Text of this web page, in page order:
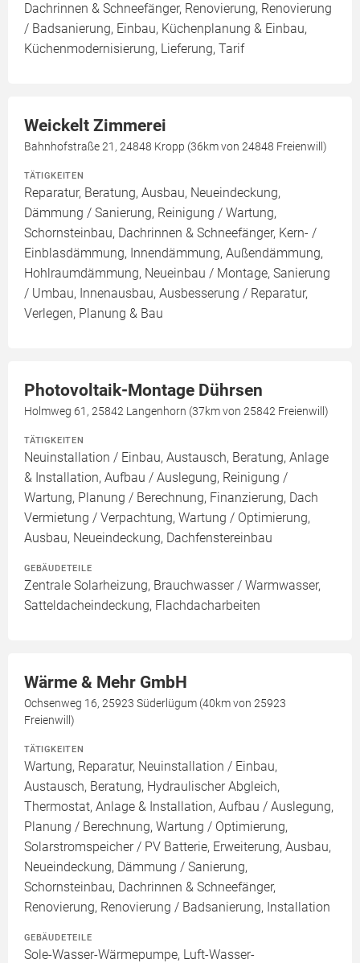
Dachrinnen & Schneefänger, Renovierung, Renovierung
/ Badsanierung, Einbau, Küchenplanung & Einbau,
Küchenmodernisierung, Lieferung, Tarif
Weickelt Zimmerei
Bahnhofstraße 21, 24848 Kropp (36km von 24848 Freienwill)
TÄTIGKEITEN
Reparatur, Beratung, Ausbau, Neueindeckung,
Dämmung / Sanierung, Reinigung / Wartung,
Schornsteinbau, Dachrinnen & Schneefänger, Kern- /
Einblasdämmung, Innendämmung, Außendämmung,
Hohlraumdämmung, Neueinbau / Montage, Sanierung
/ Umbau, Innenausbau, Ausbesserung / Reparatur,
Verlegen, Planung & Bau
Photovoltaik-Montage Dührsen
Holmweg 61, 25842 Langenhorn (37km von 25842 Freienwill)
TÄTIGKEITEN
Neuinstallation / Einbau, Austausch, Beratung, Anlage
& Installation, Aufbau / Auslegung, Reinigung /
Wartung, Planung / Berechnung, Finanzierung, Dach
Vermietung / Verpachtung, Wartung / Optimierung,
Ausbau, Neueindeckung, Dachfenstereinbau
GEBÄUDETEILE
Zentrale Solarheizung, Brauchwasser / Warmwasser,
Satteldacheindeckung, Flachdacharbeiten
Wärme & Mehr GmbH
Ochsenweg 16, 25923 Süderlügum (40km von 25923
Freienwill)
TÄTIGKEITEN
Wartung, Reparatur, Neuinstallation / Einbau,
Austausch, Beratung, Hydraulischer Abgleich,
Thermostat, Anlage & Installation, Aufbau / Auslegung,
Planung / Berechnung, Wartung / Optimierung,
Solarstromspeicher / PV Batterie, Erweiterung, Ausbau,
Neueindeckung, Dämmung / Sanierung,
Schornsteinbau, Dachrinnen & Schneefänger,
Renovierung, Renovierung / Badsanierung, Installation
GEBÄUDETEILE
Sole-Wasser-Wärmepumpe, Luft-Wasser-